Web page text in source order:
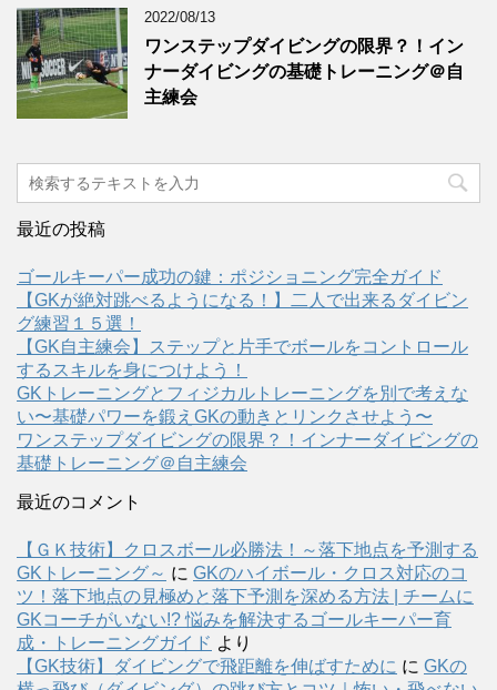
2022/08/13
ワンステップダイビングの限界？！イン
ナーダイビングの基礎トレーニング＠自
主練会
最近の投稿
ゴールキーパー成功の鍵：ポジショニング完全ガイド
【GKが絶対跳べるようになる！】二人で出来るダイビン
グ練習１５選！
【GK自主練会】ステップと片手でボールをコントロール
するスキルを身につけよう！
GKトレーニングとフィジカルトレーニングを別で考えな
い〜基礎パワーを鍛えGKの動きとリンクさせよう〜
ワンステップダイビングの限界？！インナーダイビングの
基礎トレーニング＠自主練会
最近のコメント
【ＧＫ技術】クロスボール必勝法！～落下地点を予測する
GKトレーニング～ に GKのハイボール・クロス対応のコ
ツ！落下地点の見極めと落下予測を深める方法 | チームに
GKコーチがいない!? 悩みを解決するゴールキーパー育
成・トレーニングガイド より
【GK技術】ダイビングで飛距離を伸ばすために に GKの